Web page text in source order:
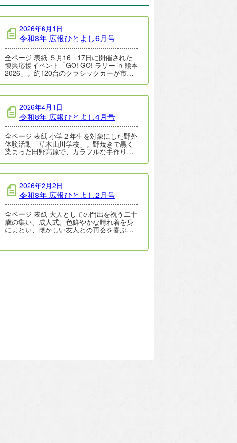
2026年6月1日
令和8年 広報ひとよし6月号
全ページ 表紙 ５月16・17日に開催された
復興応援イベント「GO! GO! ラリー in 熊本
2026」。約120台のクラシックカーが市内
2026年4月1日
令和8年 広報ひとよし4月号
全ページ 表紙 小学２年生を対象にした野外
体験活動「草木山川学校」。野焼きで黒く
染まった田野高原で、カラフルな手作りた
2026年2月2日
令和8年 広報ひとよし2月号
全ページ 表紙 大人としての門出を祝う二十
歳の集い、成人式。色鮮やかな晴れ着を身
にまとい、懐かしい友人との再会を喜ぶ笑